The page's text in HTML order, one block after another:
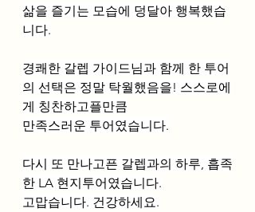
삶을 즐기는 모습에 덩달아 행복했습
니다.
경쾌한 갈렙 가이드님과 함께 한 투어
의 선택은 정말 탁월했음을! 스스로에
게 칭찬하고플만큼
만족스러운 투어였습니다.
다시 또 만나고픈 갈렙과의 하루, 흡족
한 LA 현지투어였습니다.
고맙습니다. 건강하세요.